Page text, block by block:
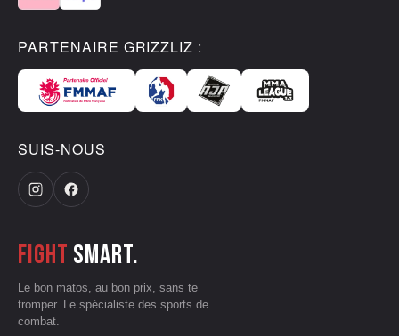
PARTENAIRE GRIZZLIZ :
SUIS-NOUS
Fight smart.
Le bon matos, au bon prix, sans te
tromper. Le spécialiste des sports de
combat.